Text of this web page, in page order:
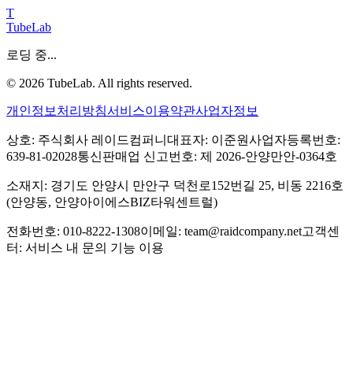
T
TubeLab
로딩 중...
© 2026 TubeLab. All rights reserved.
개인정보처리방침서비스이용약관사업자정보
상호: 주식회사 레이드컴퍼니 대표자: 이준원사업자등록번호:
639-81-02028통신판매업 신고번호: 제 2026-안양만안-0364호
소재지: 경기도 안양시 만안구 덕천로152번길 25, 비동 2216호
(안양동, 안양아이에스BIZ타워센트럴)
전화번호: 010-8222-1308이메일: team@raidcompany.net고객센
터: 서비스 내 문의 기능 이용